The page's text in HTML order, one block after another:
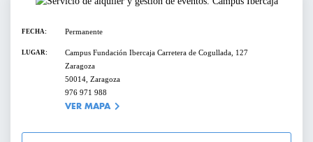
CONFERENCIAS Y MESAS REDONDAS
CURSOS Y TALLERES
NEGOCIO
TRANSFORMACIÓN DIGITAL
DIRECCIÓN Y ESTRATEGIA
EMPRESAS SOSTENIBLES
VENTAS Y MERCADOS
FECHA: Permanente
LUGAR:
Campus Fundación Ibercaja Carretera de Cogullada, 127
Zaragoza
50014, Zaragoza
976 971 988
VER MAPA